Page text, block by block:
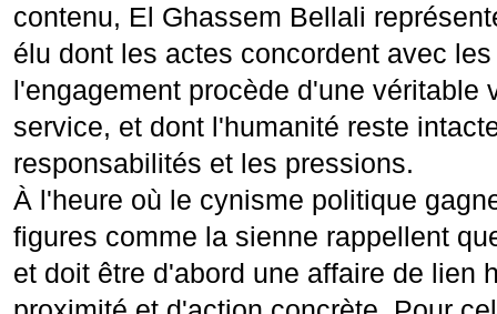
contenu, El Ghassem Bellali
élu dont les actes concordent avec
l'engagement procède d'une véritable
service, et dont l'humanité reste
responsabilités et les pressions.
À l'heure où le cynisme politique
figures comme la sienne rappellent
et doit être d'abord une affaire de lien